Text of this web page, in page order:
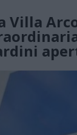
Villa